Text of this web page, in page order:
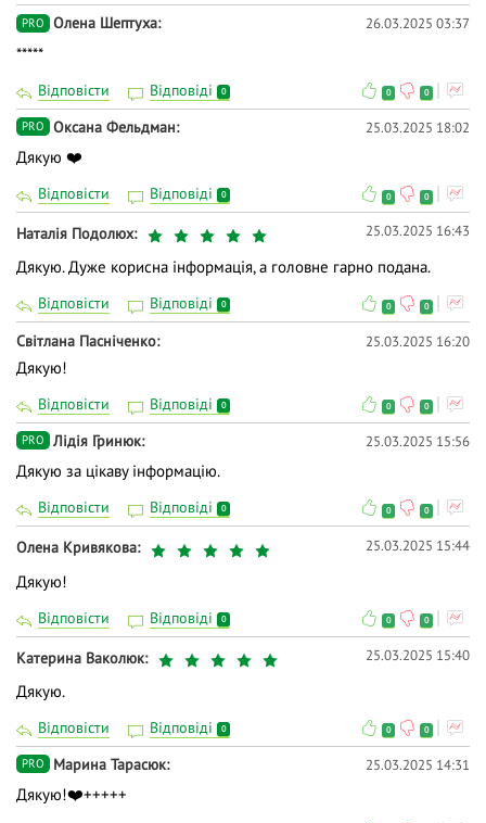
PRO Олена Шептуха 26.03.2025 03:37
*****
Відповісти Відповіді 0 0 0
PRO Оксана Фельдман 25.03.2025 18:02
Дякую ❤️
Відповісти Відповіді 0 0 0
Наталія Подолюх 25.03.2025 16:43
Дякую. Дуже корисна інформація, а головне гарно подана.
Відповісти Відповіді 0 0 0
Світлана Пасніченко 25.03.2025 16:20
Дякую!
Відповісти Відповіді 0 0 0
PRO Лідія Гринюк 25.03.2025 15:56
Дякую за цікаву інформацію.
Відповісти Відповіді 0 0 0
Олена Кривякова 25.03.2025 15:44
Дякую!
Відповісти Відповіді 0 0 0
Катерина Ваколюк 25.03.2025 15:40
Дякую.
Відповісти Відповіді 0 0 0
PRO Марина Тарасюк 25.03.2025 14:31
Дякую!❤️+++++